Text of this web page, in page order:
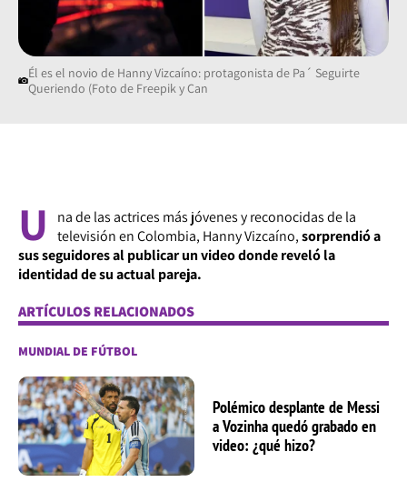
Él es el novio de Hanny Vizcaíno: protagonista de Pa´ Seguirte
Queriendo (Foto de Freepik y Can
U
na de las actrices más jóvenes y reconocidas de la
televisión en Colombia, Hanny Vizcaíno,sorprendió a
sus seguidores al publicar un video donde reveló la
identidad de su actual pareja.
ARTÍCULOS RELACIONADOS
MUNDIAL DE FÚTBOL
Polémico desplante de Messi
a Vozinha quedó grabado en
video: ¿qué hizo?